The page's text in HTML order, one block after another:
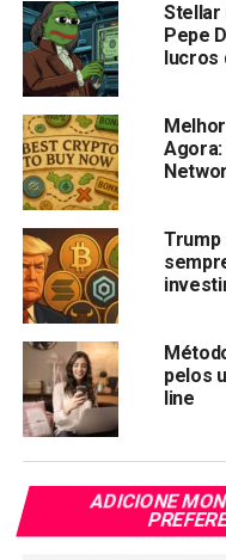
aumento na procura foi
da empresa e ao alto
investimentos.
A FXGuys é uma prop
permite que traders
acessem produtos
índices. A empresa
para que esses ativos
lucratividade.
A prop firm FXGuys
traders lançando
Financiamento de
recompensas de
participação no
receita para os traders.
O Programa de
Stellar
Pepe
lucros
Agora:
Trump
pelos
line
ADICIONE